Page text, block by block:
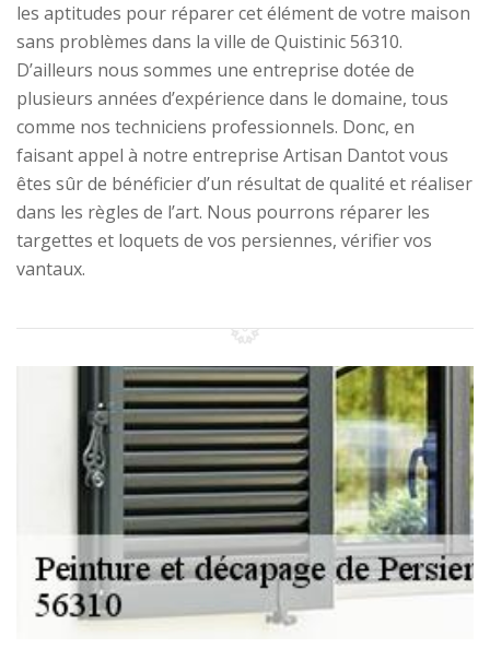
les aptitudes pour réparer cet élément de votre maison
sans problèmes dans la ville de Quistinic 56310.
D’ailleurs nous sommes une entreprise dotée de
plusieurs années d’expérience dans le domaine, tous
comme nos techniciens professionnels. Donc, en
faisant appel à notre entreprise Artisan Dantot vous
êtes sûr de bénéficier d’un résultat de qualité et réaliser
dans les règles de l’art. Nous pourrons réparer les
targettes et loquets de vos persiennes, vérifier vos
vantaux.